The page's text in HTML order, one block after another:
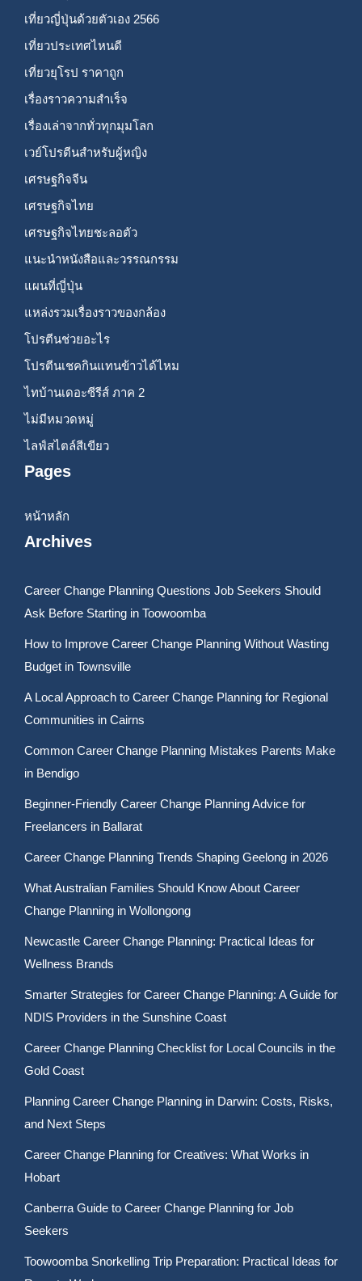
เที่ยวญี่ปุ่นด้วยตัวเอง 2566
เที่ยวประเทศไหนดี
เที่ยวยุโรป ราคาถูก
เรื่องราวความสำเร็จ
เรื่องเล่าจากทั่วทุกมุมโลก
เวย์โปรตีนสำหรับผู้หญิง
เศรษฐกิจจีน
เศรษฐกิจไทย
เศรษฐกิจไทยชะลอตัว
แนะนำหนังสือและวรรณกรรม
แผนที่ญี่ปุ่น
แหล่งรวมเรื่องราวของกล้อง
โปรตีนช่วยอะไร
โปรตีนเชคกินแทนข้าวได้ไหม
ไทบ้านเดอะซีรีส์ ภาค 2
ไม่มีหมวดหมู่
ไลฟ์สไตล์สีเขียว
Pages
หน้าหลัก
Archives
Career Change Planning Questions Job Seekers Should
Ask Before Starting in Toowoomba
How to Improve Career Change Planning Without Wasting
Budget in Townsville
A Local Approach to Career Change Planning for Regional
Communities in Cairns
Common Career Change Planning Mistakes Parents Make
in Bendigo
Beginner-Friendly Career Change Planning Advice for
Freelancers in Ballarat
Career Change Planning Trends Shaping Geelong in 2026
What Australian Families Should Know About Career
Change Planning in Wollongong
Newcastle Career Change Planning: Practical Ideas for
Wellness Brands
Smarter Strategies for Career Change Planning: A Guide for
NDIS Providers in the Sunshine Coast
Career Change Planning Checklist for Local Councils in the
Gold Coast
Planning Career Change Planning in Darwin: Costs, Risks,
and Next Steps
Career Change Planning for Creatives: What Works in
Hobart
Canberra Guide to Career Change Planning for Job
Seekers
Toowoomba Snorkelling Trip Preparation: Practical Ideas for